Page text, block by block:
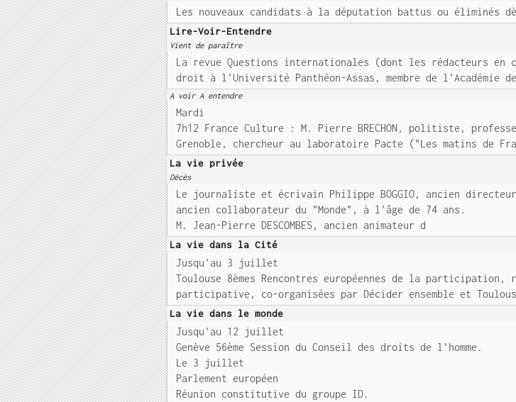
Les nouveaux candidats à la députation battus ou éliminés
Lire-Voir-Entendre
Vient de paraître
La revue Questions internationales (dont les rédacteurs en
droit à l'Université Panthéon-Assas, membre de l'Académie
A voir A entendre
Mardi
7h12 France Culture : M. Pierre BRECHON, politiste,
Grenoble, chercheur au laboratoire Pacte ("Les matins de
La vie privée
Décès
Le journaliste et écrivain Philippe BOGGIO, ancien
ancien collaborateur du "Monde", à l'âge de 74 ans.
M. Jean-Pierre DESCOMBES, ancien animateur d
La vie dans la Cité
Jusqu'au 3 juillet
Toulouse 8èmes Rencontres européennes de la
participative, co-organisées par Décider ensemble et
La vie dans le monde
Jusqu'au 12 juillet
Genève 56ème Session du Conseil des droits de l'homme.
Le 3 juillet
Parlement européen
Réunion constitutive du groupe ID.